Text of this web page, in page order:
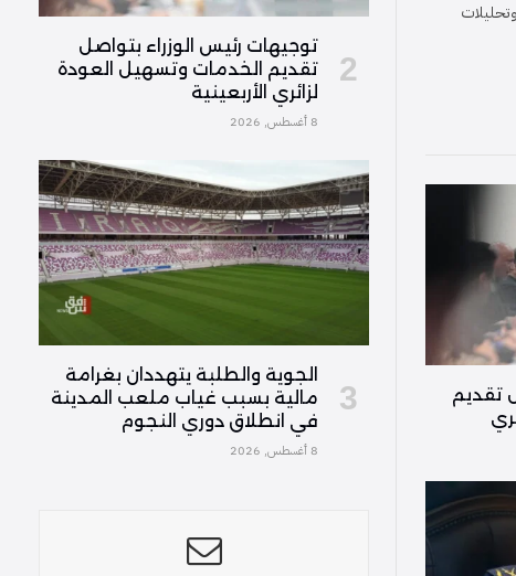
تقديم
توجيهات رئيس الوزراء بتواصل
تقديم الخدمات وتسهيل العودة
لزائري الأربعينية
8 أغسطس, 2026
الجوية والطلبة يتهددان بغرامة
مالية بسبب غياب ملعب المدينة
في انطلاق دوري النجوم
8 أغسطس, 2026